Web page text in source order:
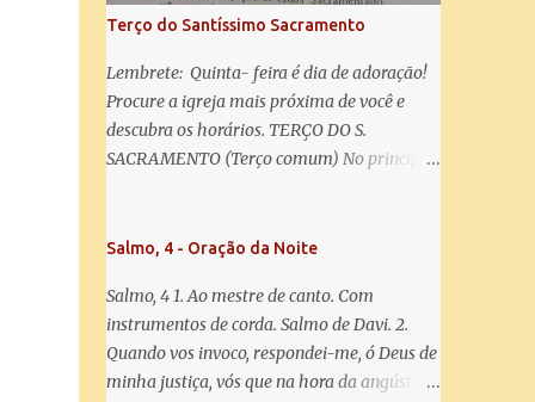
misericordiosos a nós volvei, e depois deste
desterro, mostrai-nos Jesus. Bendito é o
fruto do vosso ventre, ó clemente, ó piedosa,
ó doce e sempre Virgem Maria. Rogai por
nós Santa Mãe de Deus. Para que sejamos
dignos das promessas de Cristo. Amém.
Terço do Santíssimo Sacramento
Lembrete: Quinta- feira é dia de adoração!
Procure a igreja mais próxima de você e
descubra os horários. TERÇO DO S.
SACRAMENTO (Terço comum) No principio:
Sacramentado, não permitais que eu viva
coração ao Vosso e o Vosso ao meu, e, nem
sem Vós morra eu! Nas contas pequenas:
Sacramento de Amor! Misericórdia Senhor!
Glória ao Pai: Cristo pão da vida e remédio
Salmo, 4 - Oração da Noite
Salmo, 4 1. Ao mestre de canto. Com
instrumentos de corda. Salmo de Davi. 2.
Quando vos invoco, respondei-me, ó Deus de
minha justiça, vós que na hora da angústia